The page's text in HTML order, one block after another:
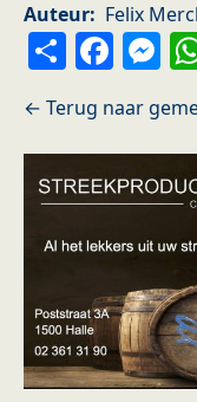
Auteur
Felix
Share